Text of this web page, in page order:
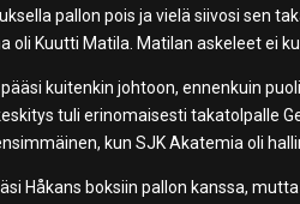
pallon pois ja vielä siivosi sen
oli Kuutti Matila. Matilan askeleet ei
kuitenkin johtoon, ennenkuin
tuli erinomaisesti takatolpalle
kun SJK Akatemia oli
Håkans boksiin pallon kanssa,